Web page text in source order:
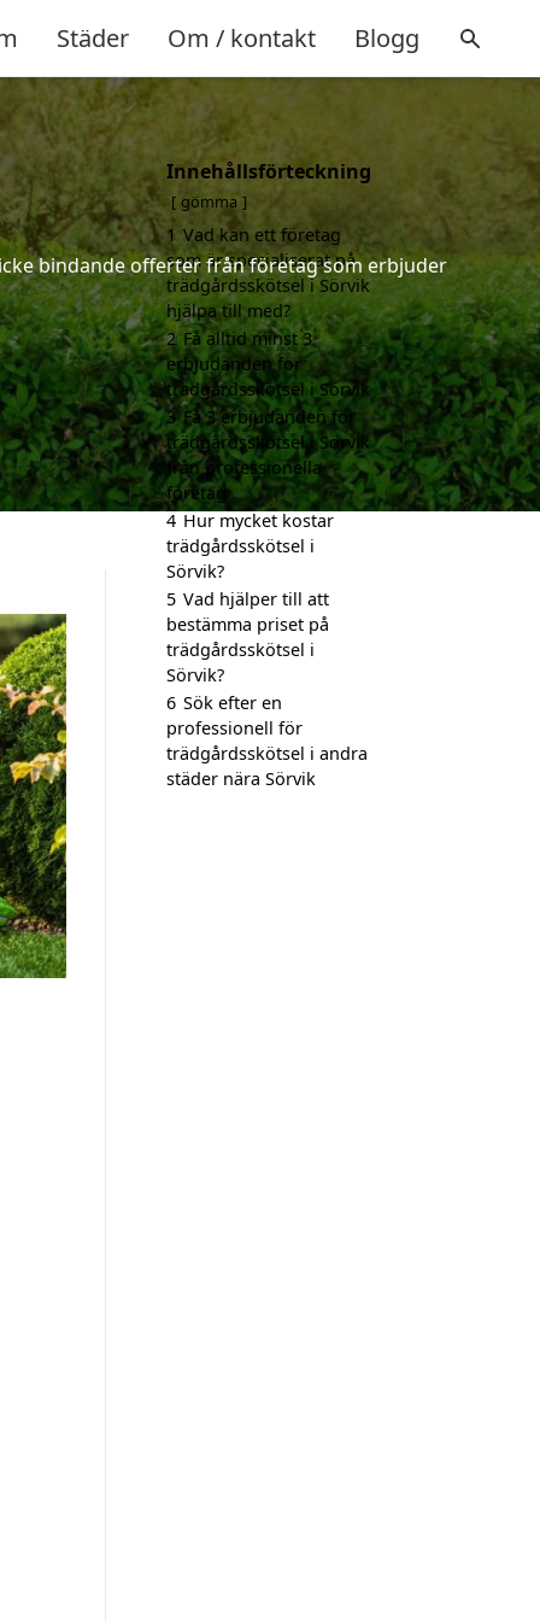
Städer Om / kontakt Blogg
bindande offerter från företag som erbjuder
Innehållsförteckning
gömma
1 Vad kan ett företag
som är specialiserat på
trädgårdsskötsel i Sörvik
hjälpa till med?
2 Få alltid minst 3
erbjudanden för
trädgårdsskötsel i Sörvik
3 Få 3 erbjudanden för
trädgårdsskötsel i Sörvik
från professionella
företag
4 Hur mycket kostar
trädgårdsskötsel i
Sörvik?
5 Vad hjälper till att
bestämma priset på
trädgårdsskötsel i
Sörvik?
6 Sök efter en
professionell för
trädgårdsskötsel i andra
städer nära Sörvik